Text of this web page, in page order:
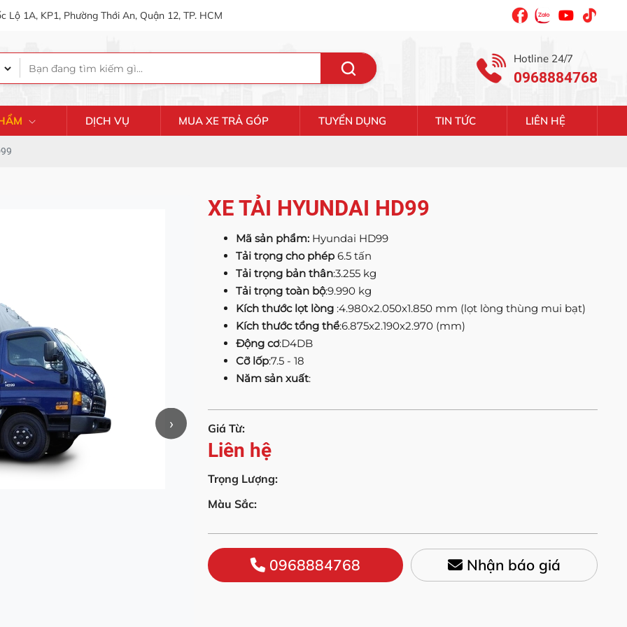
Lộ 1A, KP1, Phường Thới An, Quận 12, TP. HCM
Hotline 24/7
0968884768
DỊCH VỤ MUA XE TRẢ GÓP TUYỂN DỤNG TIN TỨC LIÊN HỆ
›
XE TẢI HYUNDAI HD99
Mã sản phẩm: Hyundai HD99
Tải trọng cho phép 6.5 tấn
Tải trọng bản thân:3.255 kg
Tải trọng toàn bộ:9.990 kg
Kích thước lọt lòng :4.980x2.050x1.850 mm (lọt lòng thùng mui bạt)
Kích thước tổng thể:6.875x2.190x2.970 (mm)
Động cơ:D4DB
Cỡ lốp:7.5 - 18
Năm sản xuất:
Giá Từ:
Liên hệ
Trọng Lượng:
Màu Sắc:
0968884768 Nhận báo giá